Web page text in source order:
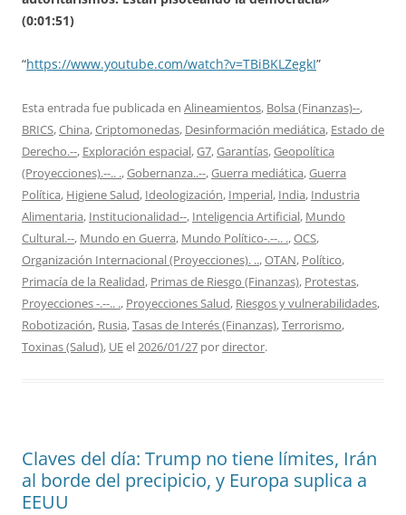
(0:01:51)
“https://www.youtube.com/watch?v=TBiBKLZegkI”
Esta entrada fue publicada en Alineamientos, Bolsa (Finanzas)--,
BRICS,China,Criptomonedas, Desinformación mediática, Estado de
Derecho.--, Exploración espacial,G7,Garantías,Geopolítica
(Proyecciones).--.. .,Gobernanza..--,Guerra mediática,Guerra
Política, Higiene Salud, Ideologización, Imperial, India, Industria
Alimentaria, Institucionalidad--, Inteligencia Artificial, Mundo
Cultural.--, Mundo en Guerra, Mundo Político-.--.. .,OCS,
Organización Internacional (Proyecciones). ..,OTAN, Político,
Primacía de la Realidad, Primas de Riesgo (Finanzas), Protestas,
Proyecciones -.--.. ., Proyecciones Salud, Riesgos y vulnerabilidades,
Robotización, Rusia,Tasas de Interés (Finanzas),Terrorismo,
Toxinas (Salud), UEel2026/01/27 pordirector.
Claves del día: Trump no tiene límites, Irán
al borde del precipicio, y Europa suplica a
EEUU